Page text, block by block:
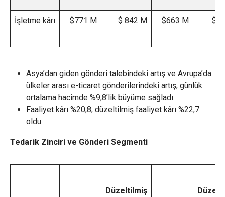
İşletme kârı $771 M $ 842 M $663 M
Asya’dan giden gönderi talebindeki artış ve Avrupa’da
ülkeler arası e-ticaret gönderilerindeki artış, günlük
ortalama hacimde %9,8’lik büyüme sağladı.
Faaliyet kârı %20,8; düzeltilmiş faaliyet kârı %22,7
oldu.
Tedarik Zinciri ve Gönderi Segmenti
Düzeltilmiş